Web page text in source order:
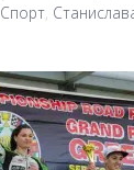
Спорт,